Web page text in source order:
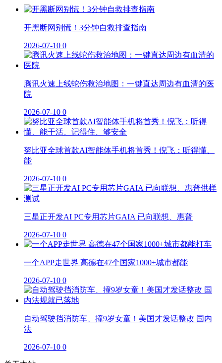
开黑断网别慌！3分钟自救排查指南
2026-07-10 0
腾讯火速上线蛇伤救治地图：一键直达周边有血清的医
院
2026-07-10 0
努比亚全球首款AI智能体手机将首秀！倪飞：听得懂、
能
2026-07-10 0
三星正开发AI PC专用芯片GAIA 已向联想、惠普
2026-07-10 0
一个APP走世界 高德在47个国家1000+城市都能
2026-07-10 0
自动驾驶挡消防车、撞9岁女童！美国才发话整改 国内
法
2026-07-10 0